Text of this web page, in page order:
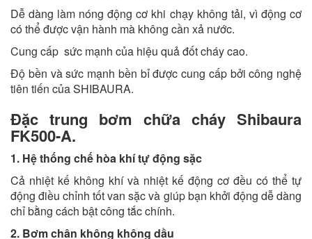
Dễ dàng làm nóng động cơ khi chạy không tải, vì động cơ
có thể được vận hành mà không cần xả nước.
Cung cấp sức mạnh của hiệu quả đốt cháy cao.
Độ bền và sức mạnh bền bỉ được cung cấp bởi công nghệ
tiên tiến của SHIBAURA.
Đặc trung bơm chữa cháy Shibaura
FK500-A.
1. Hệ thống chế hòa khí tự động sặc
Cả nhiệt kế không khí và nhiệt kế động cơ đều có thể tự
động điều chỉnh tốt van sặc và giúp bạn khởi động dễ dàng
chỉ bằng cách bật công tắc chính.
2. Bơm chân không không dầu